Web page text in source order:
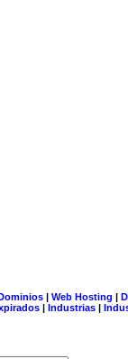
| Web Hosting |
| Industrias |